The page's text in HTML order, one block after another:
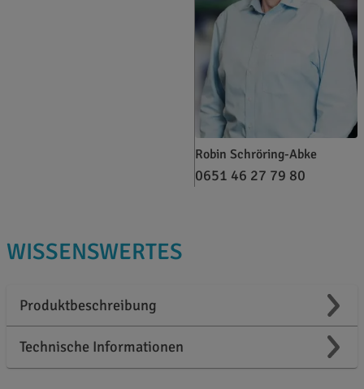
Robin Schröring-Abke
0651 46 27 79 80
WISSENSWERTES
Produktbeschreibung
Technische Informationen